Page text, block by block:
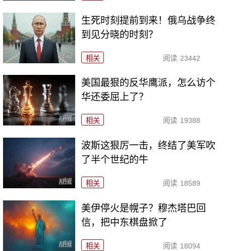
生死时刻提前到来！俄乌战争终
到见分晓的时刻？
相关 阅读 23442
美国最狠的反华鹰派，怎么访个
华还委屈上了？
相关 阅读 19388
波斯这狠厉一击，终结了美军吹
了半个世纪的牛
相关 阅读 18589
美伊停火是幌子？穆杰塔巴回
信，把中东棋盘掀了
相关 阅读 18094